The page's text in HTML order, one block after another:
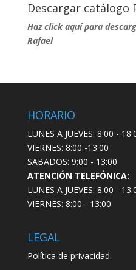
Descargar catálogo
Haz click aquí para
Rafael
HORARIO
LUNES A JUEVES: 8:00 -
VIERNES: 8:00 -13:00
SABADOS: 9:00 - 13:00
ATENCIÓN TELEFÓNICA:
LUNES A JUEVES: 8:00 -
VIERNES: 8:00 - 13:00
LEGAL
Política de privacidad